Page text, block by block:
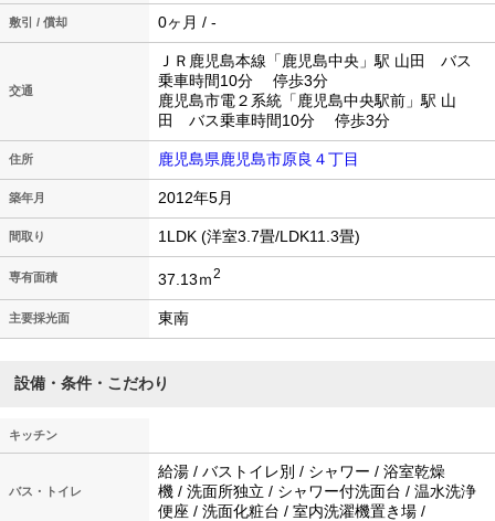
敷引 / 償却 0ヶ月 / -
交通
ＪＲ鹿児島本線「鹿児島中央」駅 山田 バス
乗車時間10分 停歩3分
鹿児島市電２系統「鹿児島中央駅前」駅 山
田 バス乗車時間10分 停歩3分
住所 鹿児島県鹿児島市原良４丁目
築年月 2012年5月
間取り 1LDK (洋室3.7畳/LDK11.3畳)
専有面積 37.13ｍ2
主要採光面 東南
設備・条件・こだわり
キッチン
バス・トイレ
給湯 / バストイレ別 / シャワー / 浴室乾燥
機 / 洗面所独立 / シャワー付洗面台 / 温水洗浄
便座 / 洗面化粧台 / 室内洗濯機置き場 /